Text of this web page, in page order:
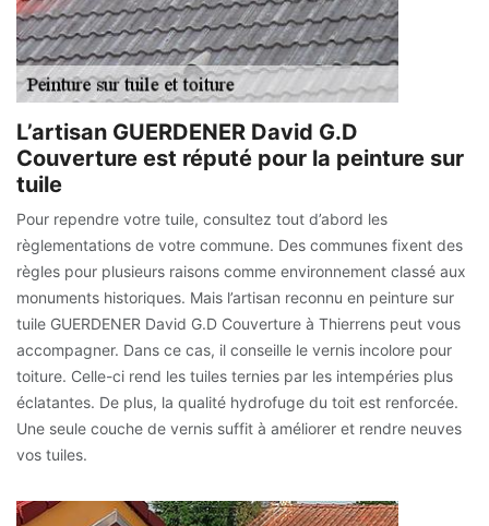
L’artisan GUERDENER David G.D
Couverture est réputé pour la peinture sur
tuile
Pour rependre votre tuile, consultez tout d’abord les
règlementations de votre commune. Des communes fixent des
règles pour plusieurs raisons comme environnement classé aux
monuments historiques. Mais l’artisan reconnu en peinture sur
tuile GUERDENER David G.D Couverture à Thierrens peut vous
accompagner. Dans ce cas, il conseille le vernis incolore pour
toiture. Celle-ci rend les tuiles ternies par les intempéries plus
éclatantes. De plus, la qualité hydrofuge du toit est renforcée.
Une seule couche de vernis suffit à améliorer et rendre neuves
vos tuiles.